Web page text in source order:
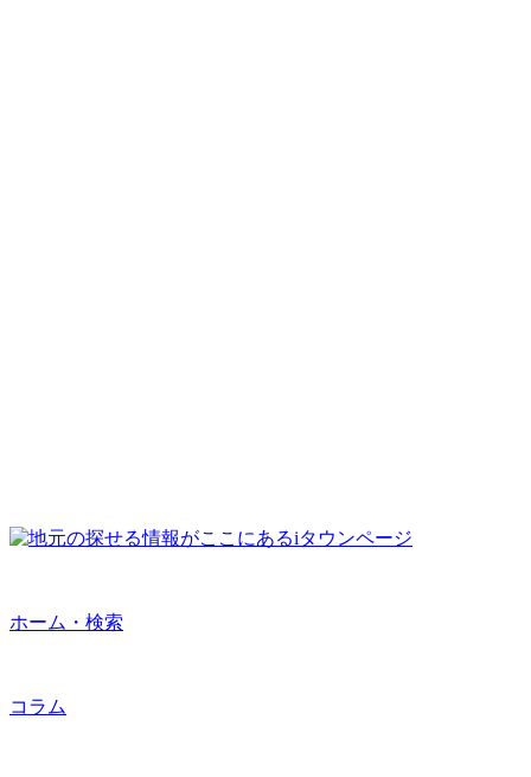
ホーム・検索
コラム